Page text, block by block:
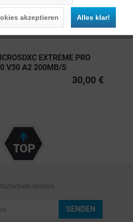
EXTREME PRO
V30 A2 200MB/S
30,00 €
sichern
SENDEN
akzeptieren Alles klar!